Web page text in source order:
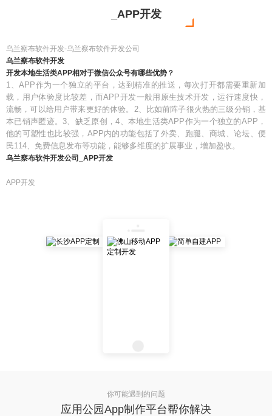
_APP开发
乌兰察布软件开发-乌兰察布软件开发公司
乌兰察布软件开发
开发本地生活类APP相对于微信公众号有哪些优势？
1、APP作为一个独立的平台，达到精准的推送，每次打开都需要重新加
载，用户体验度比较差，而APP开发一般用原生技术开发，运行速度快，
流畅，可以给用户带来更好的体验。2、比如前阵子很火热的三级分销，基
本已销声匿迹。3、缺乏原创，4、本地生活类APP作为一个独立的APP，
他的可塑性也比较强，APP内的功能包括了外卖、跑腿、商城、论坛、便
民114、免费信息发布等功能，能够多维度的扩展事业，增加盈收。
乌兰察布软件开发公司_APP开发
APP开发
你可能遇到的问题
应用公园App制作平台帮你解决